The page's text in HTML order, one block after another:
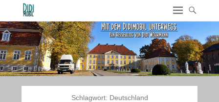
Schlagwort: Deutschland